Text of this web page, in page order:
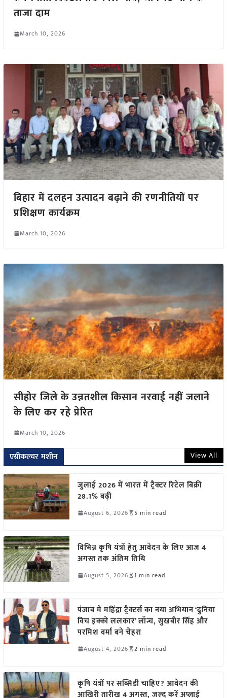
ताजा दाम
March 10, 2026
बिहार में दलहन उत्पादन बढ़ाने की रणनीतियों पर
प्रशिक्षण कार्यक्रम
March 10, 2026
सीहोर जिले के उन्नतशील किसान नरवाई नहीं जलाने
के लिए कर रहे प्रेरित
March 10, 2026
एग्रीकल्चर मशीन View All
जुलाई 2026 में भारत में ट्रैक्टर रिटेल बिक्री
28.1% बढ़ी
August 6, 2026 5 min read
विभिन्न कृषि यंत्रों हेतु आवेदन के लिए आज 4
अगस्त तक अंतिम तिथि
August 5, 2026 1 min read
पंजाब में महिंद्रा ट्रैक्टर्स का नया अभियान ‘दुनिया
विच इक्को ललकार’ लॉन्च, सुखबीर सिंह और
परमिश वर्मा बने चेहरा
August 4, 2026 2 min read
कृषि यंत्रों पर सब्सिडी चाहिए? आवेदन की
आखिरी तारीख 4 अगस्त, जल्द करें अप्लाई